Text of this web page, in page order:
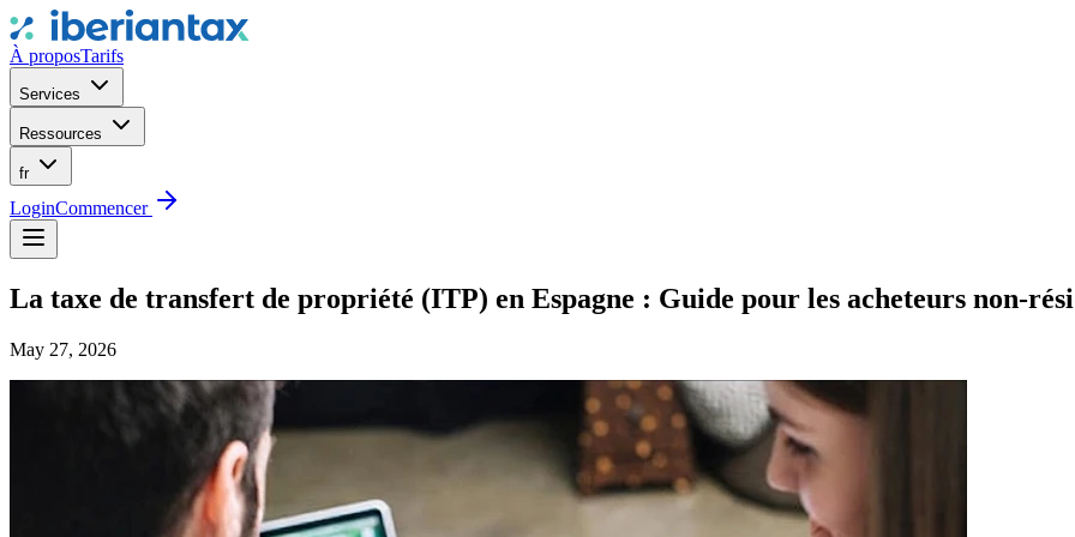
À proposTarifs
Services
Ressources
fr
LoginCommencer
La taxe de transfert de propriété (ITP) en Espagne : Guide pour les acheteurs non-
May 27, 2026